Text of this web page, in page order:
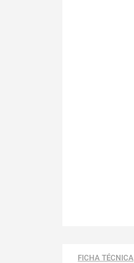
FICHA TÉCNICA